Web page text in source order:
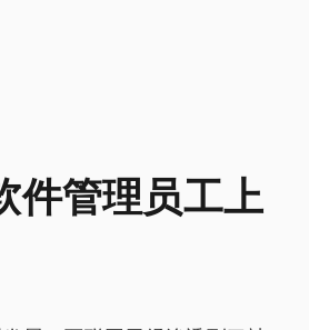
件管理员工上